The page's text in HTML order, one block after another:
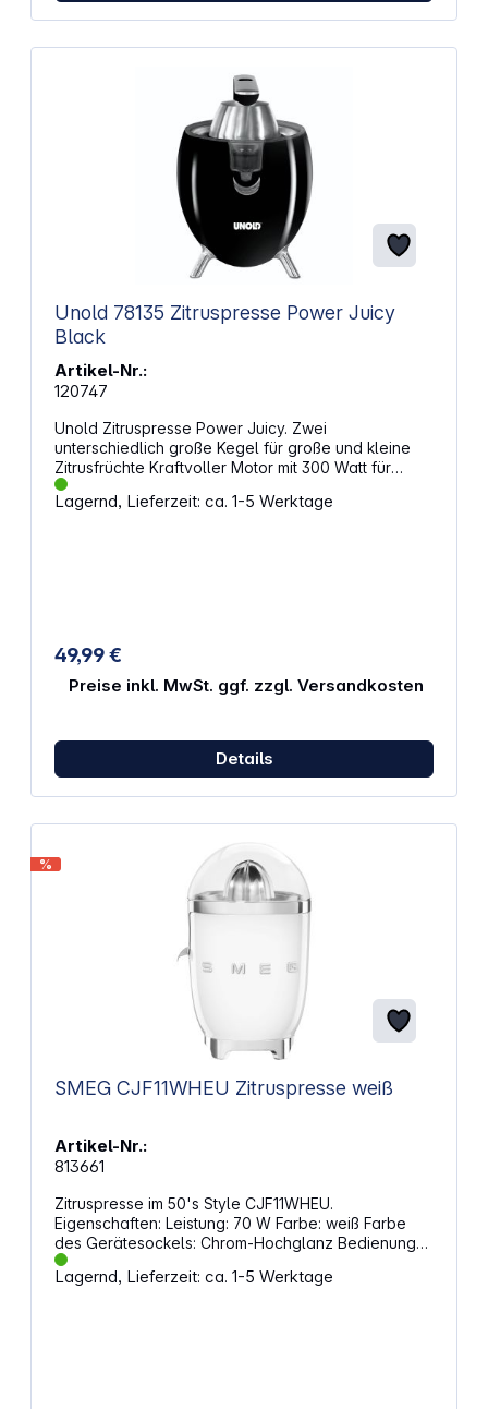
Unold 78135 Zitruspresse Power Juicy
Black
Artikel-Nr.:
120747
Unold Zitruspresse Power Juicy. Zwei
unterschiedlich große Kegel für große und kleine
Zitrusfrüchte Kraftvoller Motor mit 300 Watt für
perfekte Saft-Ausbeute Mit Saftstopp-Auslauf
Einfache Handhabung mit geringem Kraftaufwand
Kunststoff Abmessungen: 240 x 200 x 280 mm
Gewicht: 2,1 kg
Lagernd, Lieferzeit: ca. 1-5 Werktage
49,99 €
Preise inkl. MwSt. ggf. zzgl. Versandkosten
Details
%
SMEG CJF11WHEU Zitruspresse weiß
Artikel-Nr.:
813661
Zitruspresse im 50's Style CJF11WHEU.
Eigenschaften: Leistung: 70 W Farbe: weiß Farbe
des Gerätesockels: Chrom-Hochglanz Bedienung
des Presskegels: manuelle Pressung Anti-Tropf-
Auslauf aus Edelstahl mit Klappverschluss Universal
Lagernd, Lieferzeit: ca. 1-5 Werktage